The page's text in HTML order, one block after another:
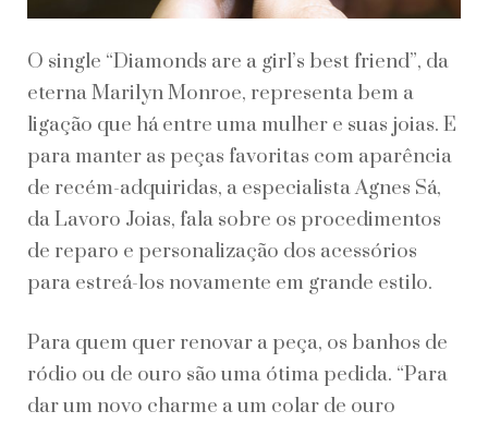
O single “Diamonds are a girl’s best friend”, da
eterna Marilyn Monroe, representa bem a
ligação que há entre uma mulher e suas joias. E
para manter as peças favoritas com aparência
de recém-adquiridas, a especialista Agnes Sá,
da Lavoro Joias, fala sobre os procedimentos
de reparo e personalização dos acessórios
para estreá-los novamente em grande estilo.
Para quem quer renovar a peça, os banhos de
ródio ou de ouro são uma ótima pedida. “Para
dar um novo charme a um colar de ouro